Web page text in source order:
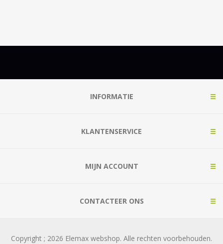
INFORMATIE
KLANTENSERVICE
MIJN ACCOUNT
CONTACTEER ONS
Copyright ; 2026 Elemax webshop. Alle rechten voorbehouden.